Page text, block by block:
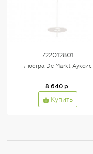
722012801
Люстра De Markt Ауксис
8 640 р.
Купить